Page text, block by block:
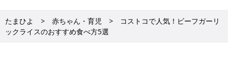
たまひよ 赤ちゃん・育児
コストコで人気！ビーフガーリ
ックライスのおすすめ食べ方5選